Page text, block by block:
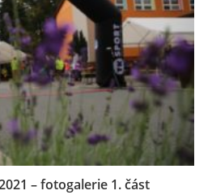
– fotogalerie 1. část